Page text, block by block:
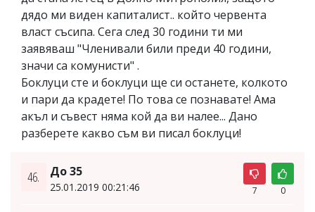
дядо ми виден капиталист.. който червента
власт съсипа. Сега след 30 години ти ми
заявяваш "Членивали били преди 40 години,
значи са комунисти" .
Боклуци сте и боклуци ще си останете, колкото
и пари да крадете! По това се познавате! Ама
акъл и съвест няма кой да ви налее... Дано
разберете какво съм ви писал боклуци!
46. До 35
25.01.2019 00:21:46 7 0